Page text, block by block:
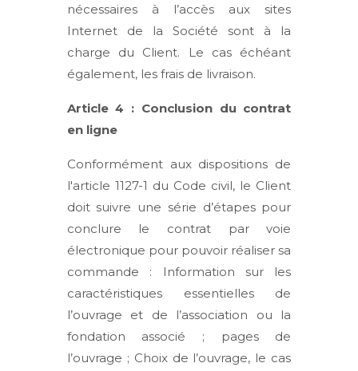
nécessaires à l’accès aux sites
Internet de la Société sont à la
charge du Client. Le cas échéant
également, les frais de livraison.
Article 4 : Conclusion du contrat
en ligne
Conformément aux dispositions de
l'article 1127-1 du Code civil, le Client
doit suivre une série d’étapes pour
conclure le contrat par voie
électronique pour pouvoir réaliser sa
commande : Information sur les
caractéristiques essentielles de
l’ouvrage et de l’association ou la
fondation associé ; pages de
l’ouvrage ; Choix de l’ouvrage, le cas